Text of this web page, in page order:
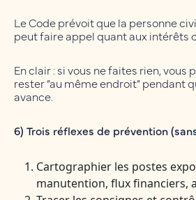
Le Code prévoit que la personne
peut faire appel quant aux intérêts
En clair : si vous ne faites rien, vous
rester “au même endroit” pendant
avance.
6) Trois réflexes de prévention
Cartographier les postes
manutention, flux financiers,